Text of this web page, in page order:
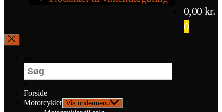
0,00 kr.
0
Forside
Motorcykler Vis undermenu